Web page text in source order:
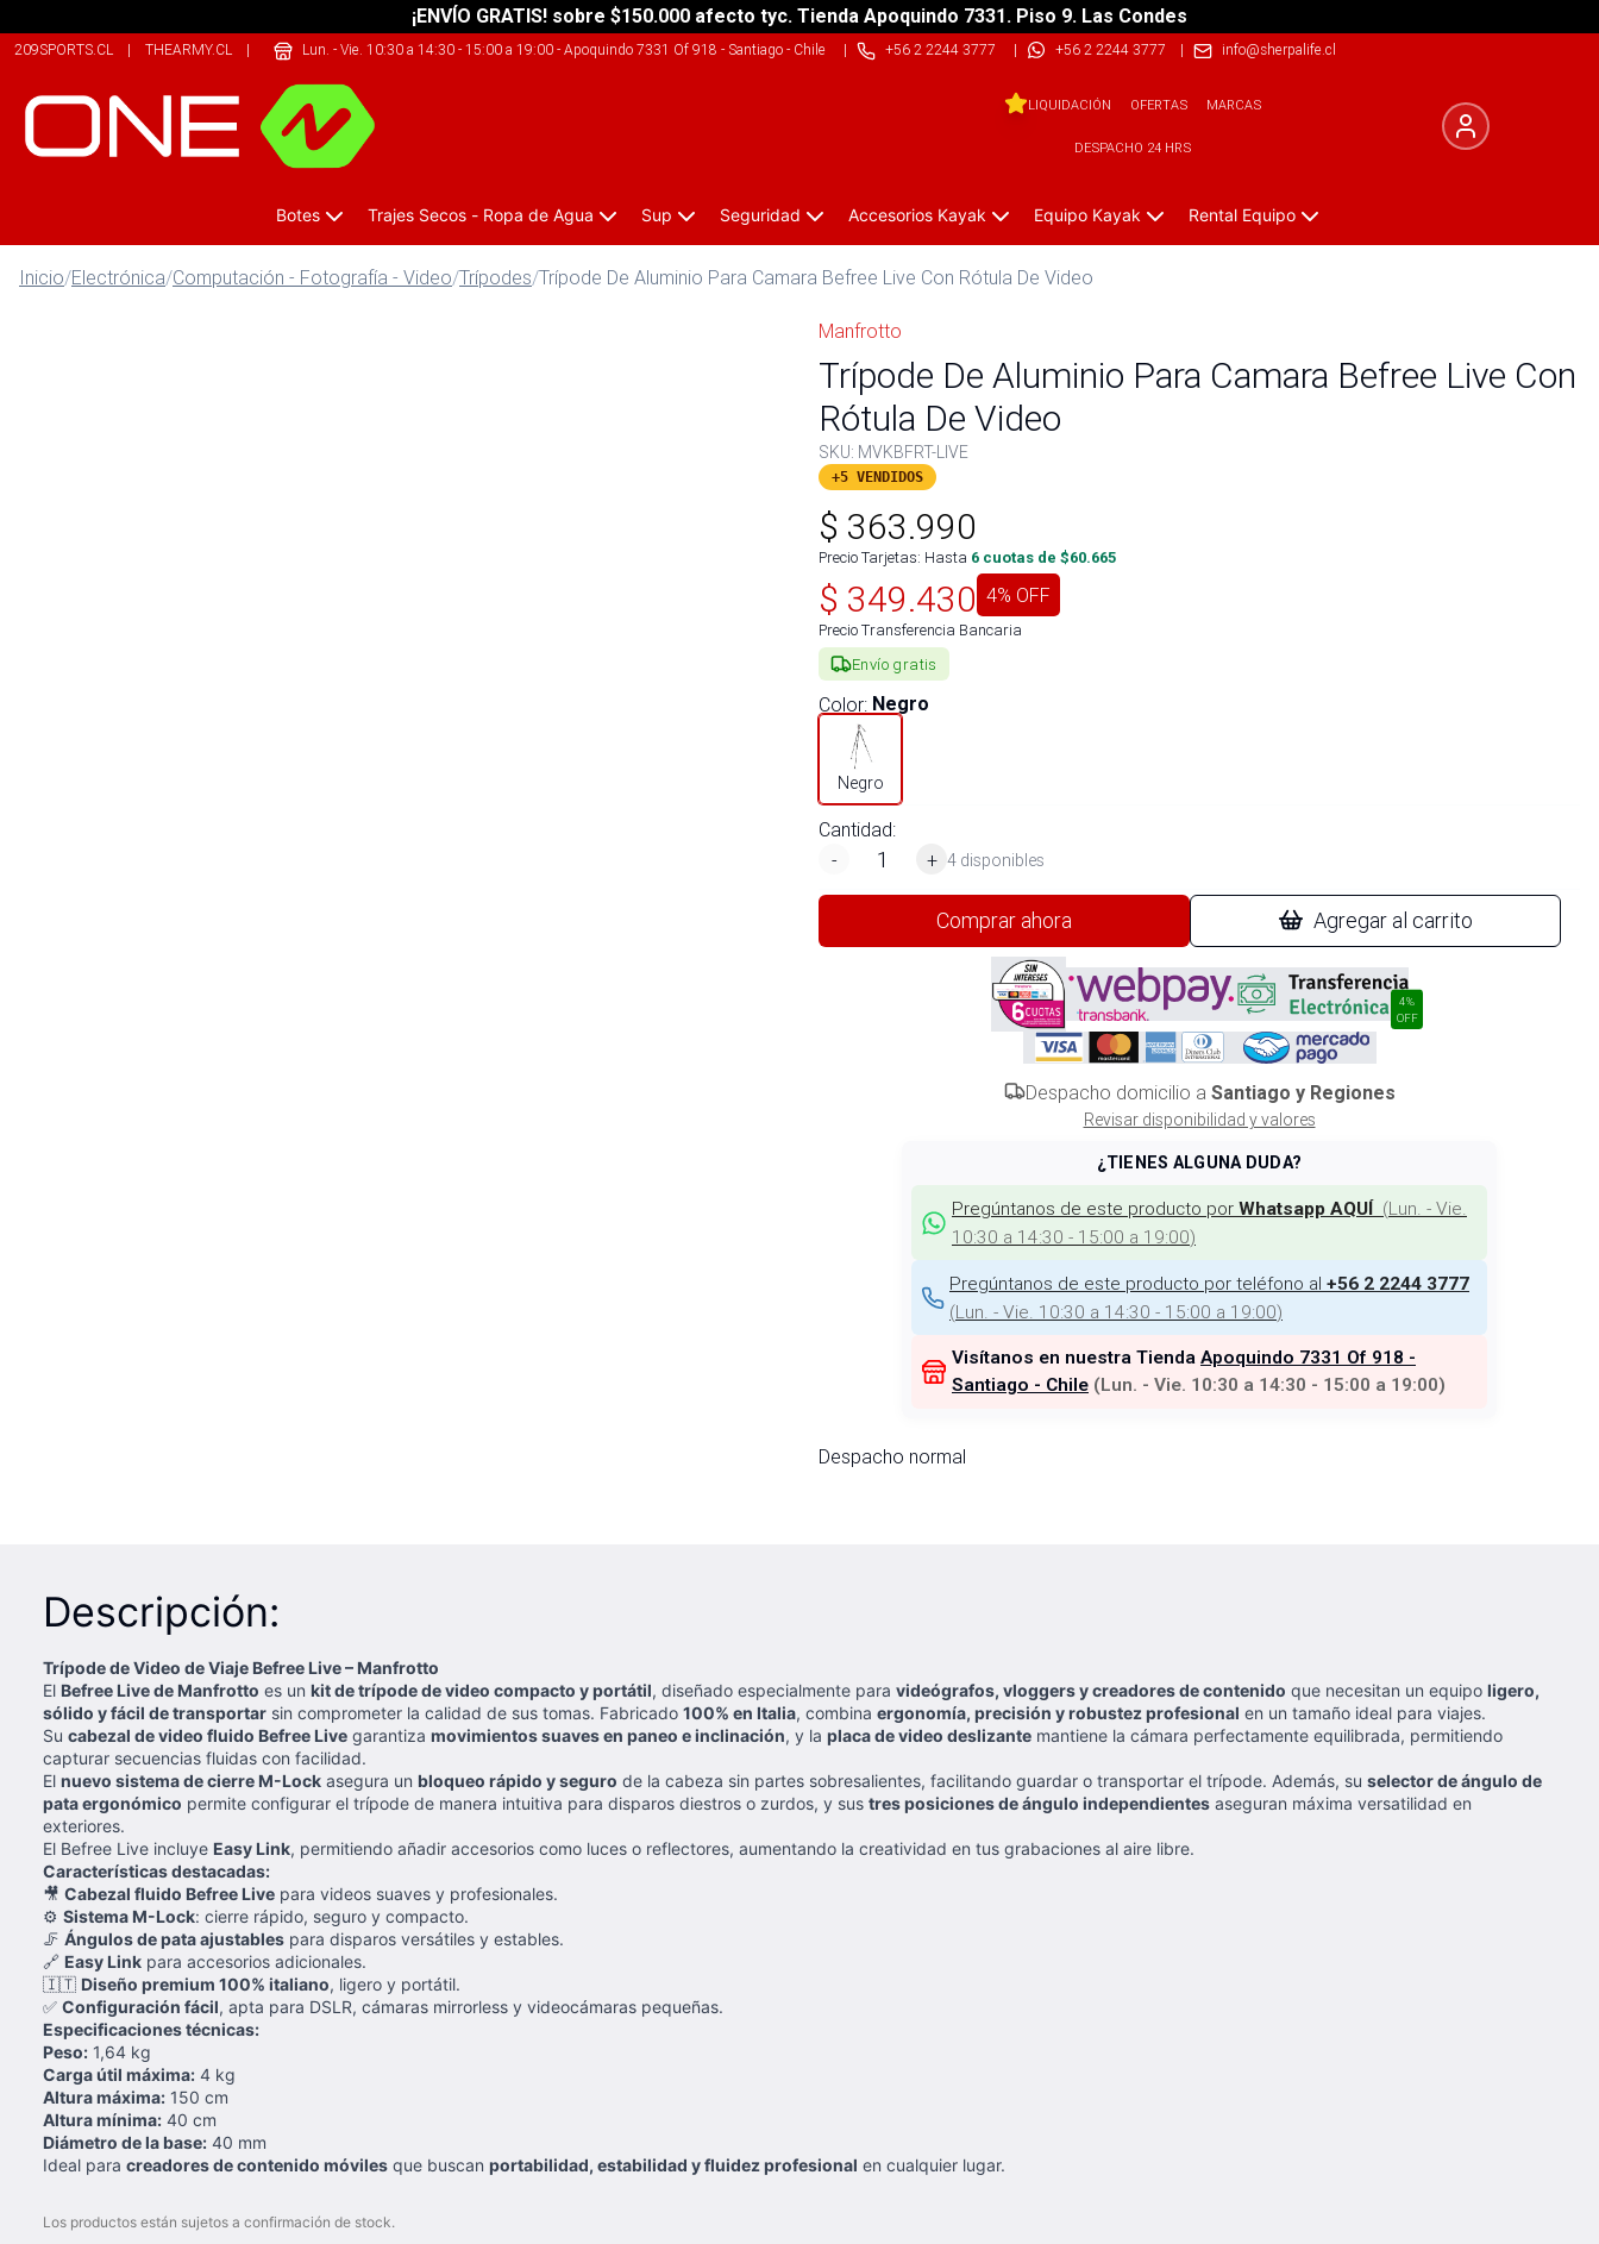
¡ENVÍO GRATIS! sobre $150.000 afecto tyc. Tienda Apoquindo 7331. Piso 9. Las Condes
209SPORTS.CL | THEARMY.CL | JUSTBIKE.CL
Lun. - Vie. 10:30 a 14:30 - 15:00 a 19:00- Apoquindo 7331 Of 918 - Santiago - Chile| +56 2 2244 3777 | +56 2 2244 3777 | info@sherpalife.cl
LIQUIDACIÓN OFERTAS MARCAS
DESPACHO 24 HRS
Botes Trajes Secos - Ropa de Agua Sup Seguridad Accesorios Kayak Equipo Kayak Rental Equipo
Inicio/Electrónica/Computación - Fotografía - Video/Trípodes/Trípode De Aluminio Para Camara Befree Live Con Rótula De Video
Manfrotto
Trípode De Aluminio Para Camara Befree Live Con
Rótula De Video
SKU: MVKBFRT-LIVE
+5 VENDIDOS
$ 363.990
Precio Tarjetas: Hasta 6 cuotas de $60.665
$ 349.430 4% OFF
Precio Transferencia Bancaria
Envío gratis
Color: Negro
Negro
Cantidad:
-
+ 4 disponibles
Comprar ahora Agregar al carrito
4%
OFF
Despacho domicilio a Santiago y Regiones
Revisar disponibilidad y valores
¿TIENES ALGUNA DUDA?
Pregúntanos de este producto por Whatsapp AQUÍ (Lun. - Vie.
10:30 a 14:30 - 15:00 a 19:00)
Pregúntanos de este producto por teléfono al +56 2 2244 3777
(Lun. - Vie. 10:30 a 14:30 - 15:00 a 19:00)
Visítanos en nuestra Tienda Apoquindo 7331 Of 918 -
Santiago - Chile (Lun. - Vie. 10:30 a 14:30 - 15:00 a 19:00)
Despacho normal
Descripción:
Trípode de Video de Viaje Befree Live – Manfrotto
El Befree Live de Manfrotto es un kit de trípode de video compacto y portátil, diseñado especialmente para videógrafos, vloggers y creadores de contenido que necesitan un equipo ligero,
sólido y fácil de transportar sin comprometer la calidad de sus tomas. Fabricado 100% en Italia, combina ergonomía, precisión y robustez profesional en un tamaño ideal para viajes.
Su cabezal de video fluido Befree Live garantiza movimientos suaves en paneo e inclinación, y la placa de video deslizante mantiene la cámara perfectamente equilibrada, permitiendo
capturar secuencias fluidas con facilidad.
El nuevo sistema de cierre M-Lock asegura un bloqueo rápido y seguro de la cabeza sin partes sobresalientes, facilitando guardar o transportar el trípode. Además, su selector de ángulo de
pata ergonómico permite configurar el trípode de manera intuitiva para disparos diestros o zurdos, y sus tres posiciones de ángulo independientes aseguran máxima versatilidad en
exteriores.
El Befree Live incluye Easy Link, permitiendo añadir accesorios como luces o reflectores, aumentando la creatividad en tus grabaciones al aire libre.
Características destacadas:
🎥 Cabezal fluido Befree Live para videos suaves y profesionales.
⚙️ Sistema M-Lock: cierre rápido, seguro y compacto.
🦵 Ángulos de pata ajustables para disparos versátiles y estables.
🔗 Easy Link para accesorios adicionales.
🇮🇹 Diseño premium 100% italiano, ligero y portátil.
✅ Configuración fácil, apta para DSLR, cámaras mirrorless y videocámaras pequeñas.
Especificaciones técnicas:
Peso: 1,64 kg
Carga útil máxima: 4 kg
Altura máxima: 150 cm
Altura mínima: 40 cm
Diámetro de la base: 40 mm
Ideal para creadores de contenido móviles que buscan portabilidad, estabilidad y fluidez profesional en cualquier lugar.
Los productos están sujetos a confirmación de stock.